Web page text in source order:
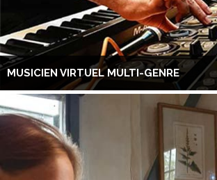
MUSICIEN VIRTUEL MULTI-GENRE